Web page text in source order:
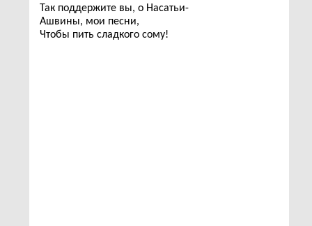
Так поддержите вы, о Насатьи-
Ашвины, мои песни,
Чтобы пить сладкого сому!